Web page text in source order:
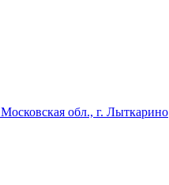
Московская обл., г. Лыткарино